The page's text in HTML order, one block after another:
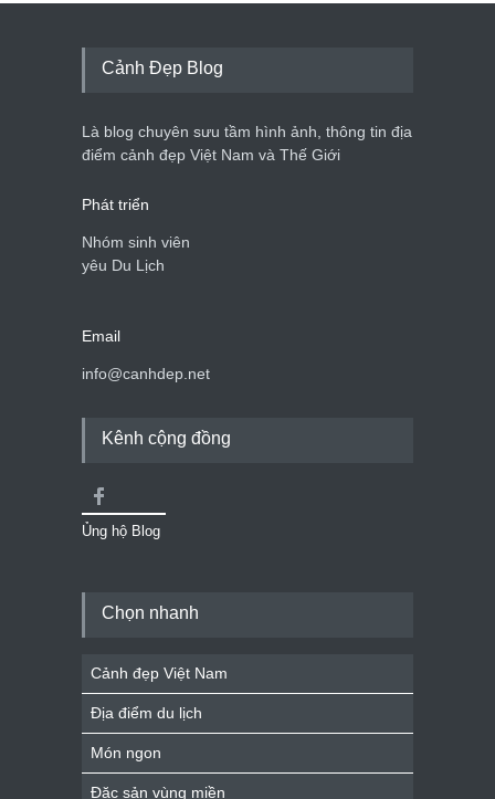
Cảnh Đẹp Blog
Là blog chuyên sưu tầm hình ảnh, thông tin địa
điểm cảnh đẹp Việt Nam và Thế Giới
Phát triển
Nhóm sinh viên
yêu Du Lịch
Email
info@canhdep.net
Kênh cộng đồng
Ủng hộ Blog
Chọn nhanh
Cảnh đẹp Việt Nam
Địa điểm du lịch
Món ngon
Đặc sản vùng miền